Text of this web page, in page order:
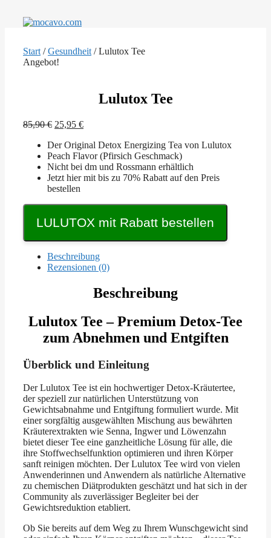
Inhalt
Start /Gesundheit / Lulutox Tee
Angebot!
Lulutox Tee
85,90€ Ursprünglicher
war:
85,90 €
25,95 €Aktueller
ist:
25,95 €.
Der Original Detox Energizing Tea von Lulutox
Peach Flavor (Pfirsich Geschmack)
Nicht bei dm und Rossmann erhältlich
Jetzt hier mit bis zu 70% Rabatt auf den Preis
bestellen
LULUTOX mit Rabatt bestellen
Beschreibung
Rezensionen (0)
Beschreibung
Lulutox Tee – Premium Detox-Tee
zum Abnehmen und Entgiften
Überblick und Einleitung
Der Lulutox Tee ist ein hochwertiger Detox-Kräutertee,
der speziell zur natürlichen Unterstützung von
Gewichtsabnahme und Entgiftung formuliert wurde. Mit
einer sorgfältig ausgewählten Mischung aus bewährten
Kräuterextrakten wie Senna, Ingwer und Löwenzahn
bietet dieser Tee eine ganzheitliche Lösung für alle, die
ihre Stoffwechselfunktion optimieren und ihren Körper
sanft reinigen möchten. Der Lulutox Tee wird von vielen
Anwenderinnen und Anwendern als natürliche Alternative
zu chemischen Diätprodukten geschätzt und hat sich in der
Community als zuverlässiger Begleiter bei der
Gewichtsreduktion etabliert.
Ob Sie bereits auf dem Weg zu Ihrem Wunschgewicht sind